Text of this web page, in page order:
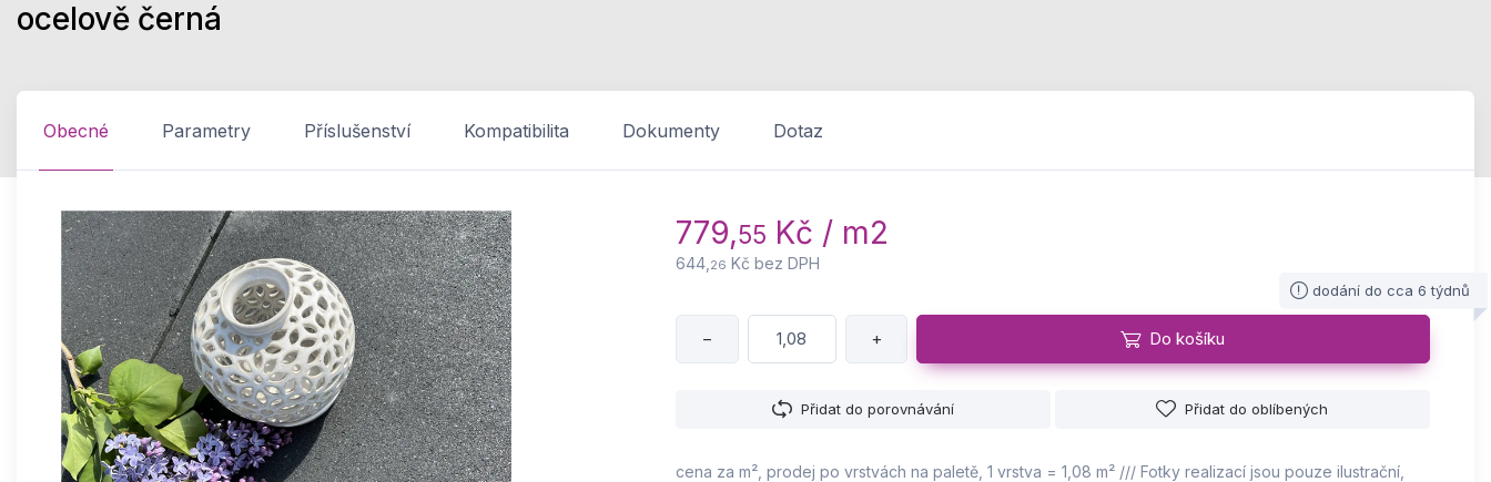
ocelově černá
Obecné Parametry Příslušenství Kompatibilita Dokumenty Dotaz
779,55 Kč / m2
644, 26 Kč bez DPH
dodání do cca 6 týdnů
− + Do košíku
Přidat do porovnávání Přidat do oblíbených
cena za m², prodej po vrstvách na paletě, 1 vrstva = 1,08 m² /// Fotky realizací jsou pouze ilustrační,